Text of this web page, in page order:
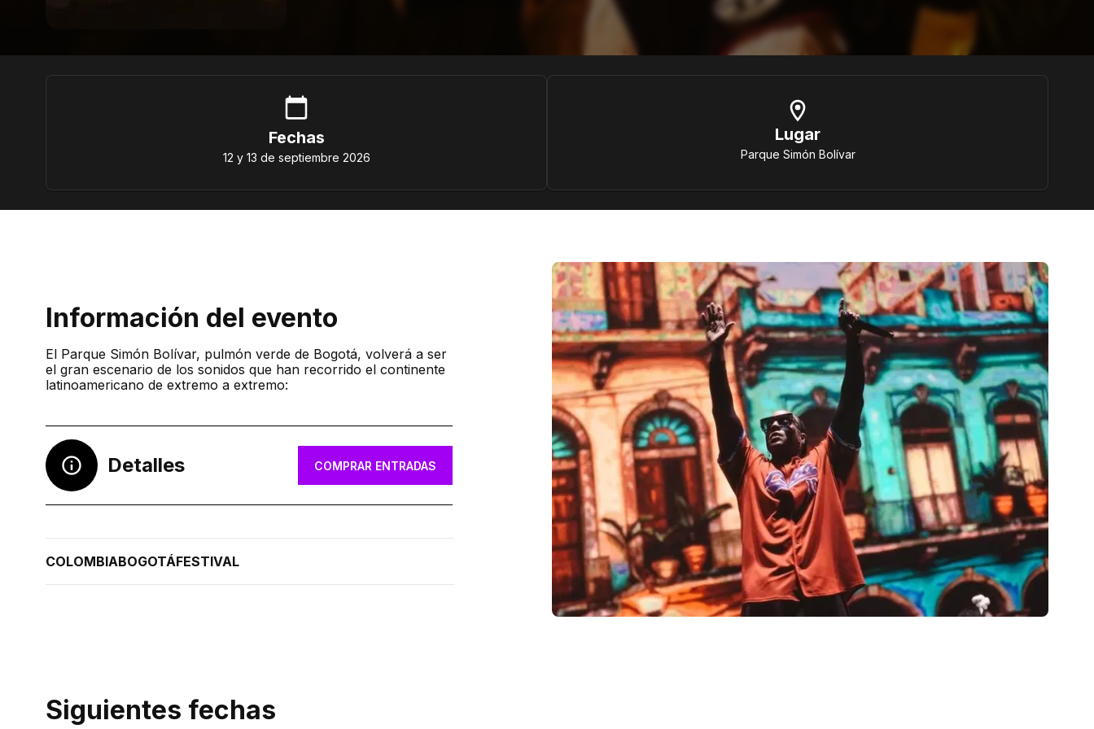
Fechas
12 y 13 de septiembre 2026
Lugar
Parque Simón Bolívar
Información del evento
El Parque Simón Bolívar, pulmón verde de Bogotá, volverá a ser
el gran escenario de los sonidos que han recorrido el continente
latinoamericano de extremo a extremo:
Detalles COMPRAR ENTRADAS
COLOMBIABOGOTÁFESTIVAL
Siguientes fechas